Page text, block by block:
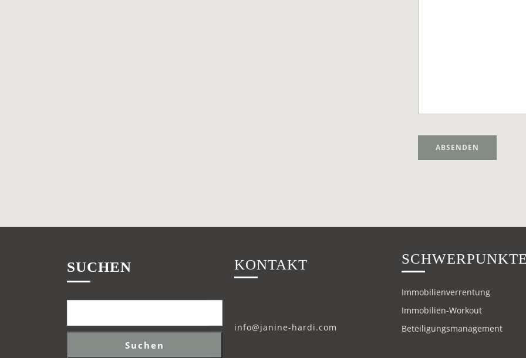
SUCHEN
Suchen
KONTAKT
info@janine-hardi.com
SCHWERPUNKTE
Immobilienverrentung
Immobilien-Workout
Beteiligungsmanagement